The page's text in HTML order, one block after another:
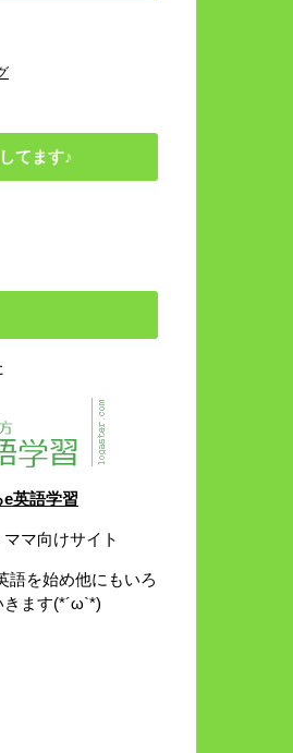
てます♪
英語学習
マ向けサイト
語を始め他にもいろ
ます(*´ω`*)